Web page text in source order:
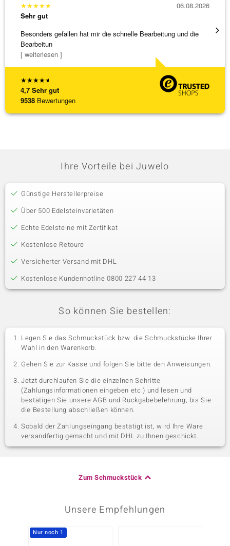
★★★★★
4,7 Sehr gut
9538 Bewertungen
★★★★★
Sehr gut
Besonders gefallen hat mir die schnelle Bearbeitung und die
Bearbeitun
[ weiterlesen ]
06.08.2026
Bin
Ihre Vorteile bei Juwelo
Günstige Herstellerpreise
Über 500 Edelsteinvarietäten
Echte Edelsteine mit Zertifikat
Kostenlose Retoure
Versicherter Versand mit DHL
Kostenlose Kundenhotline 0800 227 44 13
So können Sie bestellen:
Legen Sie das Schmuckstück bzw. die Schmuckstücke Ihrer
Wahl in den Warenkorb.
Gehen Sie zur Kasse und folgen Sie bitte den Anweisungen.
Jetzt durchlaufen Sie die einzelnen Schritte
(Zahlungsinformationen eingeben etc.) und lesen und
bestätigen Sie unsere AGB und Rückgabebelehrung, bis Sie
die Bestellung abschließen können.
Sobald der Zahlungseingang bestätigt ist, wird Ihre Ware
versandfertig gemacht und mit DHL zu Ihnen geschickt.
Zum Schmuckstück
Unsere Empfehlungen
Nur noch 1